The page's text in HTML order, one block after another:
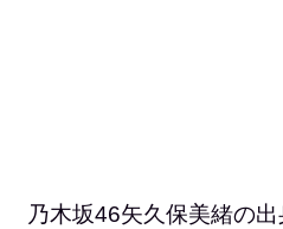
乃木坂46矢久保美緒の